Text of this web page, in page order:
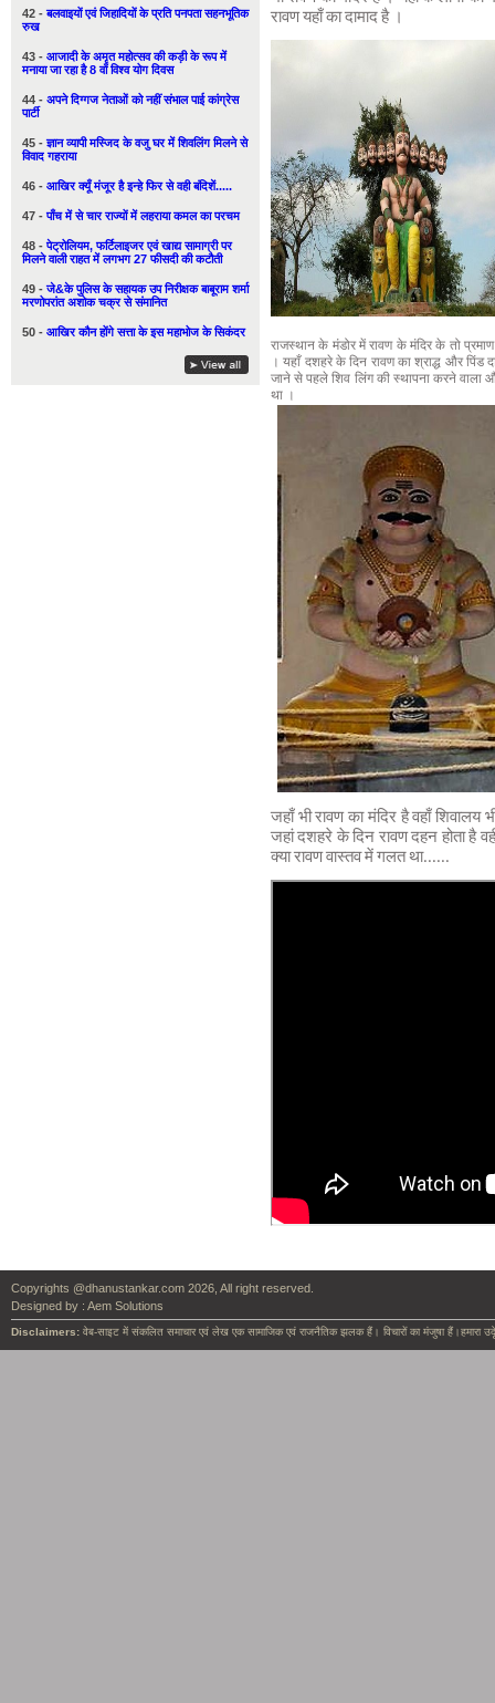
42 -बलवाइयों एवं जिहादियों के प्रति पनपता सहनभूतिक
रुख
43 - आजादी के अमृत महोत्सव की कड़ी के रूप में
मनाया जा रहा है 8 वाँ विश्व योग दिवस
44 - अपने दिग्गज नेताओं को नहीं संभाल पाई कांग्रेस
पार्टी
45 -ज्ञान व्यापी मस्जिद के वजु घर में शिवलिंग मिलने से
विवाद गहराया
46 - आखिर क्यूँ मंजूर है इन्हे फिर से वही बंदिशें.....
47 -पाँच में से चार राज्यों में लहराया कमल का परचम
48 -पेट्रोलियम, फर्टिलाइजर एवं खाद्य सामाग्री पर
मिलने वाली राहत में लगभग 27 फीसदी की कटौती
49 -जे&के पुलिस के सहायक उप निरीक्षक बाबूराम शर्मा
मरणोपरांत अशोक चक्र से संमानित
50 - आखिर कौन होंगे सत्ता के इस महाभोज के सिकंदर
रावण यहाँ का दामाद है ।
राजस्थान के मंडोर में रावण के मंदिर के तो
। यहाँ दशहरे के दिन रावण का श्राद्ध और पिंड
जाने से पहले शिव लिंग की स्थापना करने वाला
था ।
जहाँ भी रावण का मंदिर है वहाँ
जहां दशहरे के दिन रावण दहन होता है
क्या रावण वास्तव में गलत था......
Copyrights @dhanustankar.com 2026, All right reserved.
Designed by : Aem Solutions
Disclaimers: वेब-साइट में संकलित समाचार एवं लेख एक सामाजिक एवं राजनैतिक झलक हैं। विचारों का मंजुषा हैं।हमारा